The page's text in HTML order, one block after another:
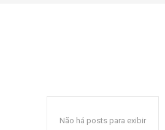
Não há posts para exibir